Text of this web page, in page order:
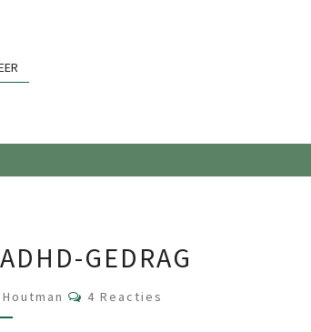
VAN
GEDRAG
Reacties
4 Reacties